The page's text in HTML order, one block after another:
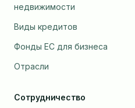
недвижимости
Виды кредитов
Фонды ЕС для бизнеса
Отрасли
Сотрудничество